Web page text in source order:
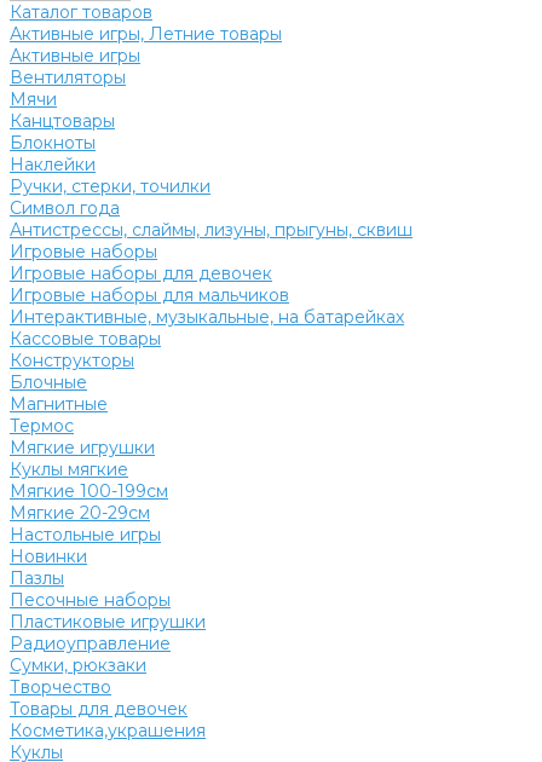
Каталог товаров
Активные игры, Летние товары
Активные игры
Вентиляторы
Мячи
Канцтовары
Блокноты
Наклейки
Ручки, стерки, точилки
Символ года
Антистрессы, слаймы, лизуны, прыгуны, сквиш
Игровые наборы
Игровые наборы для девочек
Игровые наборы для мальчиков
Интерактивные, музыкальные, на батарейках
Кассовые товары
Конструкторы
Блочные
Магнитные
Термос
Мягкие игрушки
Куклы мягкие
Мягкие 100-199см
Мягкие 20-29см
Настольные игры
Новинки
Пазлы
Песочные наборы
Пластиковые игрушки
Радиоуправление
Сумки, рюкзаки
Творчество
Товары для девочек
Косметика,украшения
Куклы